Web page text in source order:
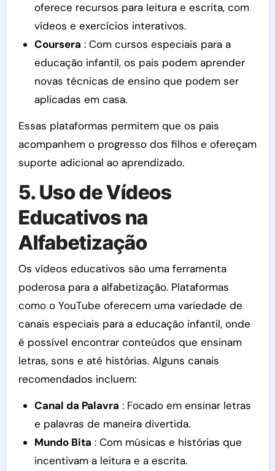
oferece recursos para leitura e escrita, com
vídeos e exercícios interativos.
Coursera : Com cursos especiais para a
educação infantil, os pais podem aprender
novas técnicas de ensino que podem ser
aplicadas em casa.
Essas plataformas permitem que os pais
acompanhem o progresso dos filhos e ofereçam
suporte adicional ao aprendizado.
5. Uso de Vídeos
Educativos na
Alfabetização
Os vídeos educativos são uma ferramenta
poderosa para a alfabetização. Plataformas
como o YouTube oferecem uma variedade de
canais especiais para a educação infantil, onde
é possível encontrar conteúdos que ensinam
letras, sons e até histórias. Alguns canais
recomendados incluem:
Canal da Palavra : Focado em ensinar letras
e palavras de maneira divertida.
Mundo Bita : Com músicas e histórias que
incentivam a leitura e a escrita.